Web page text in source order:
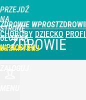
PRZEJDŹ
NA
STRONĘ
GŁÓWNĄ
WPROST.PL
ZDROWIE WPROST
CHOROBY DZIECKO
ZDROWIE